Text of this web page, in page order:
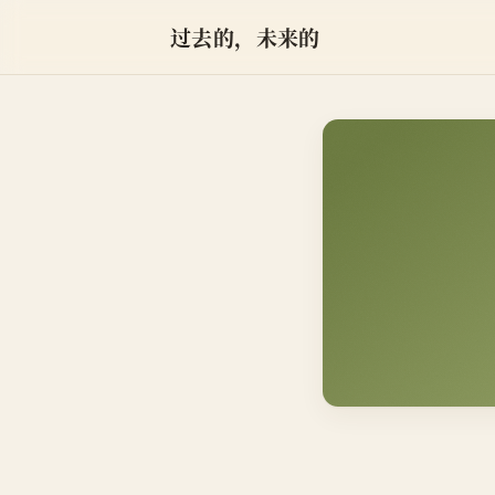
过去的，未来的